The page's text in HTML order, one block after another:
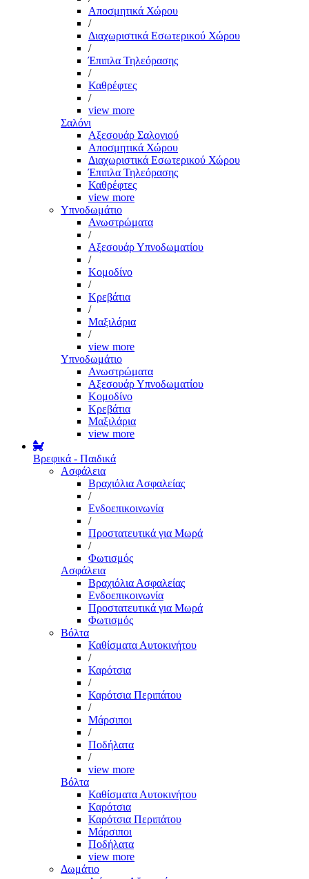
Αποσμητικά Χώρου
/
Διαχωριστικά Εσωτερικού Χώρου
/
Έπιπλα Τηλεόρασης
/
Καθρέφτες
/
view more
Σαλόνι
Αξεσουάρ Σαλονιού
Αποσμητικά Χώρου
Διαχωριστικά Εσωτερικού Χώρου
Έπιπλα Τηλεόρασης
Καθρέφτες
view more
Υπνοδωμάτιο
Ανωστρώματα
/
Αξεσουάρ Υπνοδωματίου
/
Κομοδίνο
/
Κρεβάτια
/
Μαξιλάρια
/
view more
Υπνοδωμάτιο
Ανωστρώματα
Αξεσουάρ Υπνοδωματίου
Κομοδίνο
Κρεβάτια
Μαξιλάρια
view more
Βρεφικά - Παιδικά
Ασφάλεια
Βραχιόλια Ασφαλείας
/
Ενδοεπικοινωνία
/
Προστατευτικά για Μωρά
/
Φωτισμός
Ασφάλεια
Βραχιόλια Ασφαλείας
Ενδοεπικοινωνία
Προστατευτικά για Μωρά
Φωτισμός
Βόλτα
Καθίσματα Αυτοκινήτου
/
Καρότσια
/
Καρότσια Περιπάτου
/
Μάρσιποι
/
Ποδήλατα
/
view more
Βόλτα
Καθίσματα Αυτοκινήτου
Καρότσια
Καρότσια Περιπάτου
Μάρσιποι
Ποδήλατα
view more
Δωμάτιο